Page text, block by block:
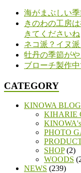
海がまぶしい
きのわの工房
きてくださいね
ネコ派？イヌ
牡丹の季節が
ブローチ製作
CATEGORY
KINOWA BLOG
KIHARIE
PHOTO
SHOP(2)
WOODS
NEWS (239)